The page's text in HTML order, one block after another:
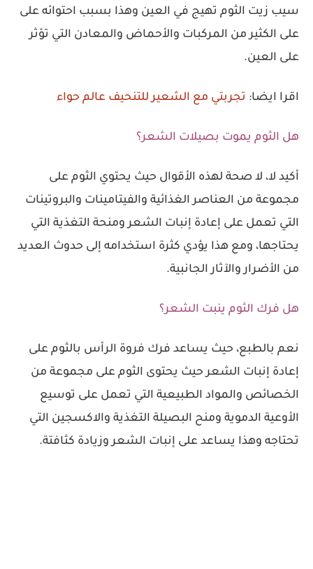
سيب زيت الثوم تهيج في العين وهذا بسبب احتوائه على
على الكثير من المركبات والأحماض والمعادن التي تؤثر
على العين.
اقرا ايضا: تجربتي مع الشعير للتنحيف عالم حواء
هل الثوم يموت بصيلات الشعر؟
أكيد لا، لا صحة لهذه الأقوال حيث يحتوي الثوم على
مجموعة من العناصر الغذائية والفيتامينات والبروتينات
التي تعمل على إعادة إنبات الشعر ومنحة التغذية التي
يحتاجها، ومع هذا يؤدي كثرة استخدامه إلى حدوث العديد
من الأضرار والآثار الجانبية.
هل فرك الثوم ينبت الشعر؟
نعم بالطبع، حيث يساعد فرك فروة الرأس بالثوم على
إعادة إنبات الشعر حيث يحتوى الثوم على مجموعة من
الخصائص والمواد الطبيعية التي تعمل على توسيع
الأوعية الدموية ومنح البصيلة التغذية والاكسجين التي
تحتاجه وهذا يساعد على إنبات الشعر وزيادة كثافتة.